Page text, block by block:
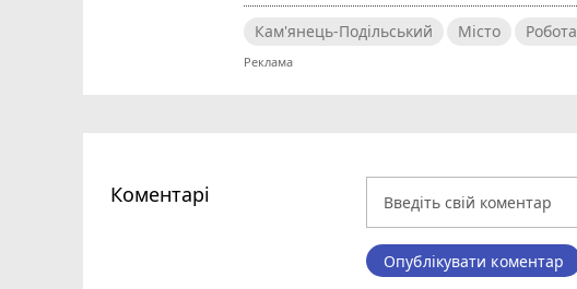
Кам'янець-Подільський Місто Робота
Коментарі
Опублікувати коментар